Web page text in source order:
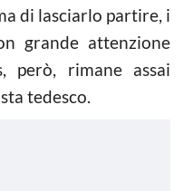
di lasciarlo partire, i
grande attenzione
però, rimane assai
tedesco.